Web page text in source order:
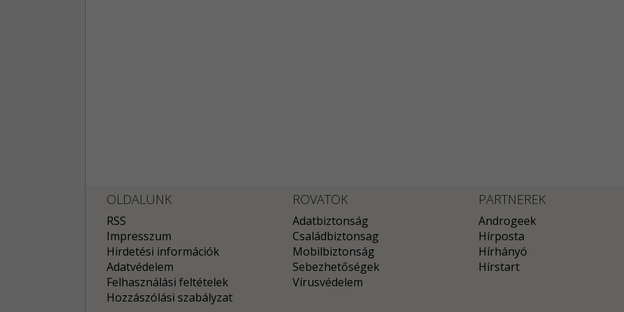
OLDALUNK
RSS
Impresszum
Hirdetési információk
Adatvédelem
Felhasználási feltételek
Hozzászólási szabályzat
ROVATOK
Adatbiztonság
Családbiztonsag
Mobilbiztonság
Sebezhetőségek
Vírusvédelem
PARTNEREK
Androgeek
Hírposta
Hírhányó
Hírstart